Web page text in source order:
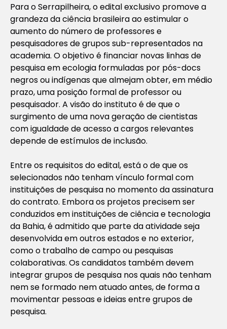
Para o Serrapilheira, o edital exclusivo promove a
grandeza da ciência brasileira ao estimular o
aumento do número de professores e
pesquisadores de grupos sub-representados na
academia. O objetivo é financiar novas linhas de
pesquisa em ecologia formuladas por pós-docs
negros ou indígenas que almejam obter, em médio
prazo, uma posição formal de professor ou
pesquisador. A visão do instituto é de que o
surgimento de uma nova geração de cientistas
com igualdade de acesso a cargos relevantes
depende de estímulos de inclusão.
Entre os requisitos do edital, está o de que os
selecionados não tenham vínculo formal com
instituições de pesquisa no momento da assinatura
do contrato. Embora os projetos precisem ser
conduzidos em instituições de ciência e tecnologia
da Bahia, é admitido que parte da atividade seja
desenvolvida em outros estados e no exterior,
como o trabalho de campo ou pesquisas
colaborativas. Os candidatos também devem
integrar grupos de pesquisa nos quais não tenham
nem se formado nem atuado antes, de forma a
movimentar pessoas e ideias entre grupos de
pesquisa.